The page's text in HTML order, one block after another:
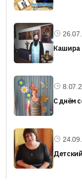
Кашира
С днём